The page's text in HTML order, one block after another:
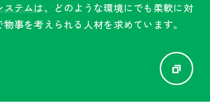
用者、関係者の症例や検査結果な
個人を特定できない形にいたしま
テムは、 どのような環境にでも柔軟に対
物事を考えられる人材を求めています。